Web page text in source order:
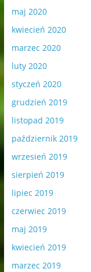
maj 2020
kwiecień 2020
marzec 2020
luty 2020
styczeń 2020
grudzień 2019
listopad 2019
październik 2019
wrzesień 2019
sierpień 2019
lipiec 2019
czerwiec 2019
maj 2019
kwiecień 2019
marzec 2019